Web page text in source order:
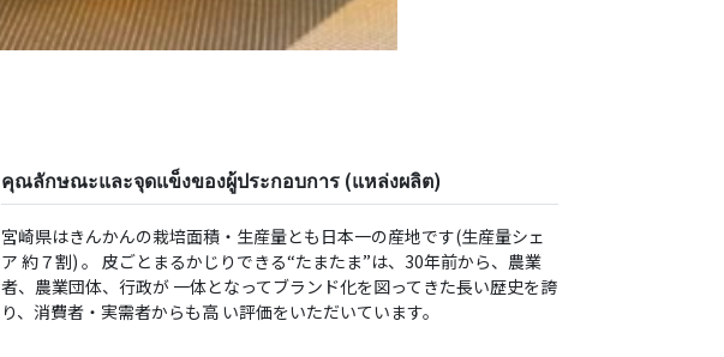
คุณลักษณะและจุดแข็งของผู้ประกอบการ (แหล่งผลิต)
宮崎県はきんかんの栽培⾯積・⽣産量とも⽇本⼀の産地です(⽣産量シェ
ア 約７割) 。 ⽪ごとまるかじりできる“たまたま”は、30年前から、農業
者、農業団体、⾏政が ⼀体となってブランド化を図ってきた⻑い歴史を誇
り、消費者・実需者からも⾼ い評価をいただいています。